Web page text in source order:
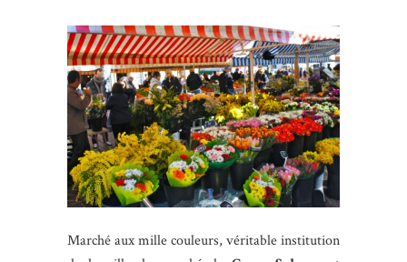
Marché aux mille couleurs, véritable institution